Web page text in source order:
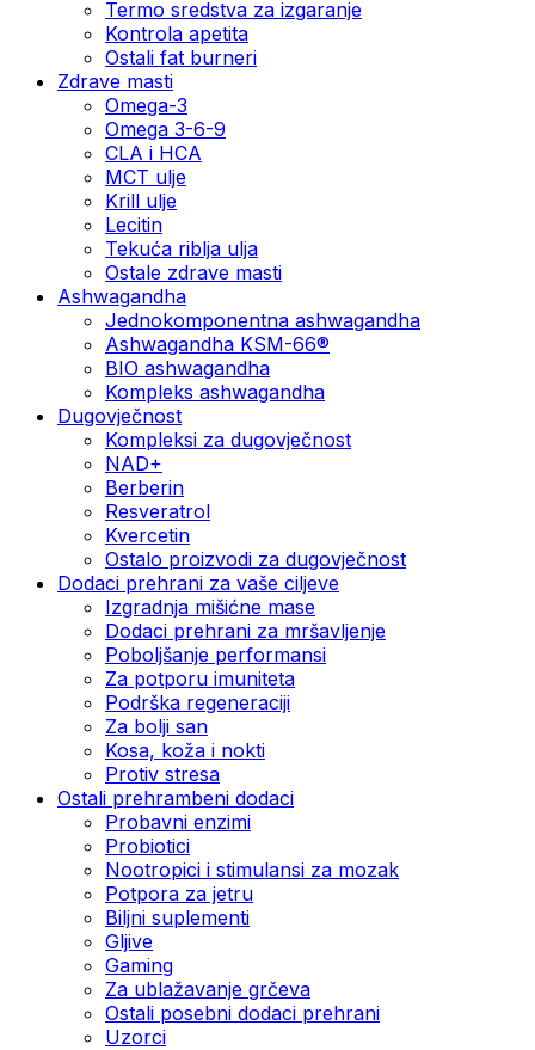
Termo sredstva za izgaranje
Kontrola apetita
Ostali fat burneri
Zdrave masti
Omega-3
Omega 3-6-9
CLA i HCA
MCT ulje
Krill ulje
Lecitin
Tekuća riblja ulja
Ostale zdrave masti
Ashwagandha
Jednokomponentna ashwagandha
Ashwagandha KSM-66®
BIO ashwagandha
Kompleks ashwagandha
Dugovječnost
Kompleksi za dugovječnost
NAD+
Berberin
Resveratrol
Kvercetin
Ostalo proizvodi za dugovječnost
Dodaci prehrani za vaše ciljeve
Izgradnja mišićne mase
Dodaci prehrani za mršavljenje
Poboljšanje performansi
Za potporu imuniteta
Podrška regeneraciji
Za bolji san
Kosa, koža i nokti
Protiv stresa
Ostali prehrambeni dodaci
Probavni enzimi
Probiotici
Nootropici i stimulansi za mozak
Potpora za jetru
Biljni suplementi
Gljive
Gaming
Za ublažavanje grčeva
Ostali posebni dodaci prehrani
Uzorci